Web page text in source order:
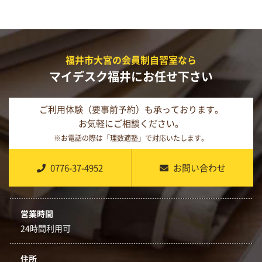
福井市大宮の会員制自習室なら
マイデスク福井にお任せ下さい
ご利用体験（要事前予約）も承っております。
お気軽にご相談ください。
※お電話の際は「理数適塾」で対応いたします。
0776-37-4952 お問い合わせ
営業時間
24時間利用可
住所